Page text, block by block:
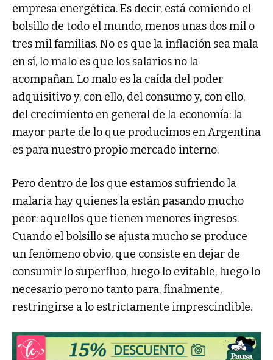
empresa energética. Es decir, está comiendo el
bolsillo de todo el mundo, menos unas dos mil o
tres mil familias. No es que la inflación sea mala
en sí, lo malo es que los salarios no la
acompañan. Lo malo es la caída del poder
adquisitivo y, con ello, del consumo y, con ello,
del crecimiento en general de la economía: la
mayor parte de lo que producimos en Argentina
es para nuestro propio mercado interno.
Pero dentro de los que estamos sufriendo la
malaria hay quienes la están pasando mucho
peor: aquellos que tienen menores ingresos.
Cuando el bolsillo se ajusta mucho se produce
un fenómeno obvio, que consiste en dejar de
consumir lo superfluo, luego lo evitable, luego lo
necesario pero no tanto para, finalmente,
restringirse a lo estrictamente imprescindible.